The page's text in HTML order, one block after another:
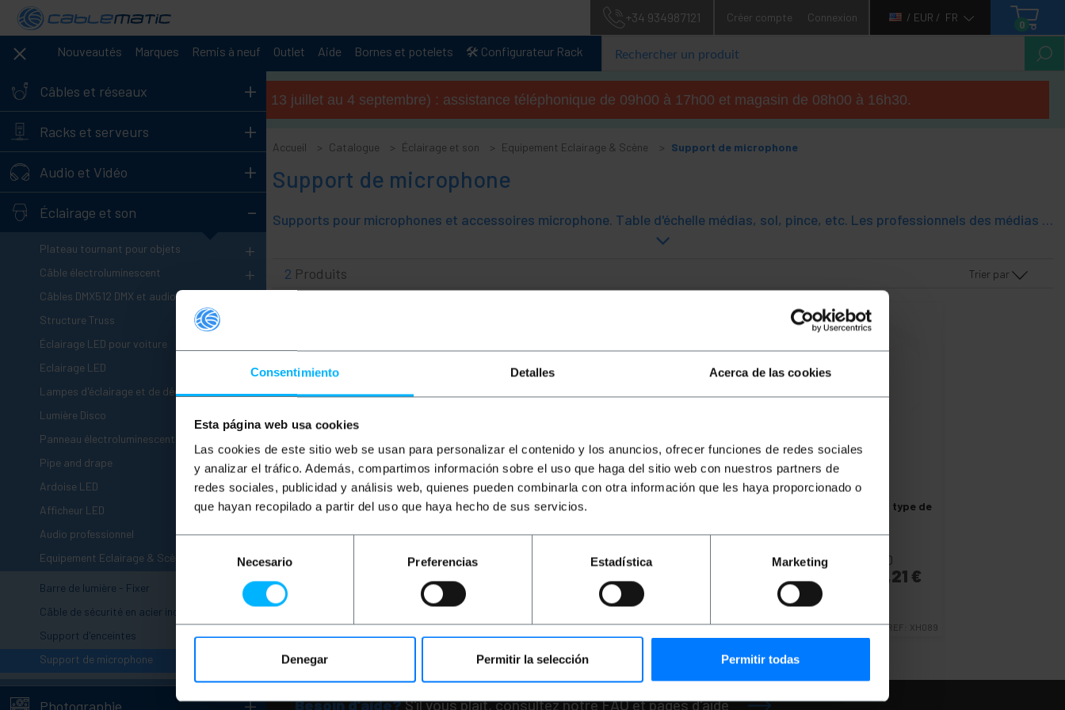
Consentimiento Detalles Acerca de las cookies
Esta página web usa cookies
Las cookies de este sitio web se usan para personalizar el contenido y los anuncios, ofrecer funciones de redes sociales
y analizar el tráfico. Además, compartimos información sobre el uso que haga del sitio web con nuestros partners de
redes sociales, publicidad y análisis web, quienes pueden combinarla con otra información que les haya proporcionado o
que hayan recopilado a partir del uso que haya hecho de sus servicios.
consentimiento
Necesario Preferencias Estadística Marketing
Denegar Permitir la selección Permitir todas
+34 934987121 Créer compte Connexion / EUR / FR
0
Nouveautés Marques Remis à neuf Outlet Aide Bornes et potelets 🛠️ Configurateur Rack
Câbles et réseaux +
Racks et serveurs +
Audio et Vidéo +
Éclairage et son -
Plateau tournant pour objets +
Câble électroluminescent +
Câbles DMX512 DMX et audio +
Structure Truss
Éclairage LED pour voiture +
Eclairage LED +
Lampes d'éclairage et de décoration +
Lumière Disco +
Panneau électroluminescent +
Pipe and drape +
Ardoise LED +
Afficheur LED +
Audio professionnel +
Equipement Eclairage & Scène -
Barre de lumière - Fixer
Câble de sécurité en acier inoxydable
Support d'enceintes
Support de microphone
Photographie
Horaires d'été (du 13 juillet au 4 septembre) : assistance téléphonique de 09h00 à 17h00 et magasin de 08h00 à 16h30.
Accueil Catalogue Éclairage et son Equipement Eclairage & Scène Support de microphone
Support de microphone
Supports pour microphones et accessoires microphone. Table d'échelle médias, sol, pince, etc. Les professionnels des médias et des accessoires de microphone qui couvrent tous les besoins.
2 Produits Trier par
BEMATIKGirafe debout
Microphone Stand B
PVP
33,72€
VAT inc.
PVD
Livraison immédiate REF: XH082
BEMATIKSupport
extensible pour 3M type de
PVP
67,99
67,99 €VAT inc.
PVD
58,21 €
Livraison immédiate REF: XH089
Besoin d'aide?S'il vous plaît, consultez notre FAQ et pages d'aide